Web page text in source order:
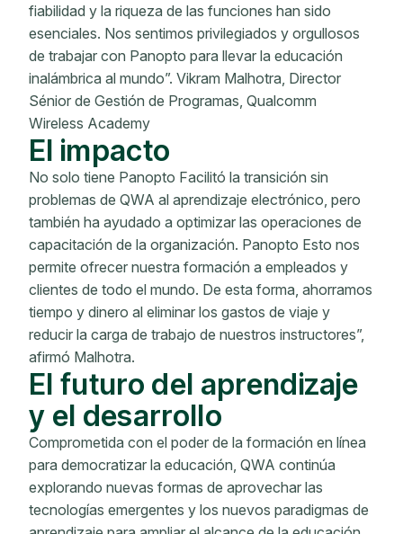
fiabilidad y la riqueza de las funciones han sido
esenciales. Nos sentimos privilegiados y orgullosos
de trabajar con Panopto para llevar la educación
inalámbrica al mundo”. Vikram Malhotra, Director
Sénior de Gestión de Programas, Qualcomm
Wireless Academy
El impacto
No solo tiene Panopto Facilitó la transición sin
problemas de QWA al aprendizaje electrónico, pero
también ha ayudado a optimizar las operaciones de
capacitación de la organización. Panopto Esto nos
permite ofrecer nuestra formación a empleados y
clientes de todo el mundo. De esta forma, ahorramos
tiempo y dinero al eliminar los gastos de viaje y
reducir la carga de trabajo de nuestros instructores”,
afirmó Malhotra.
El futuro del aprendizaje
y el desarrollo
Comprometida con el poder de la formación en línea
para democratizar la educación, QWA continúa
explorando nuevas formas de aprovechar las
tecnologías emergentes y los nuevos paradigmas de